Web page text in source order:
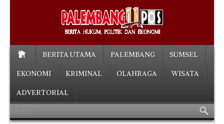
BERITA UTAMA PALEMBANG SUMSEL
EKONOMI KRIMINAL OLAHRAGA WISATA
ADVERTORIAL